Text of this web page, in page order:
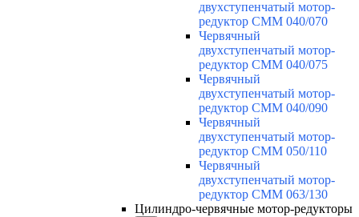
двухступенчатый мотор-
редуктор CMM 040/070
Червячный
двухступенчатый мотор-
редуктор CMM 040/075
Червячный
двухступенчатый мотор-
редуктор CMM 040/090
Червячный
двухступенчатый мотор-
редуктор CMM 050/110
Червячный
двухступенчатый мотор-
редуктор CMM 063/130
Цилиндро-червячные мотор-редукторы